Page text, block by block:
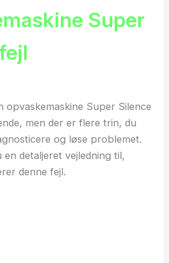
Super
opvaskemaskine Super Silence
men der er flere trin, du
og løse problemet.
detaljeret vejledning til,
denne fejl.